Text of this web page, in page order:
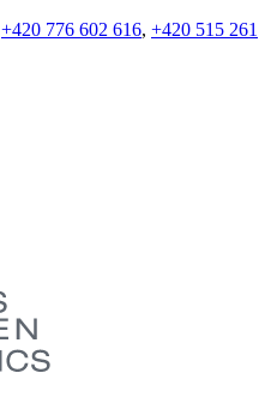
+420 776 602 616, +420 515 261